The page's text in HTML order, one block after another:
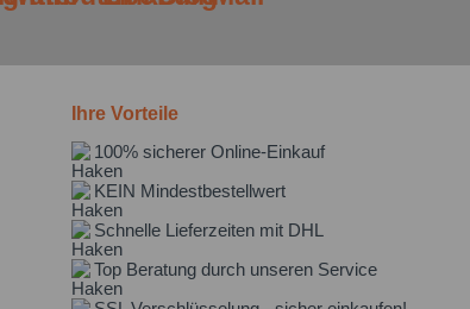
Ihre Vorteile
100% sicherer Online-Einkauf
KEIN Mindestbestellwert
Schnelle Lieferzeiten mit DHL
Top Beratung durch unseren Service